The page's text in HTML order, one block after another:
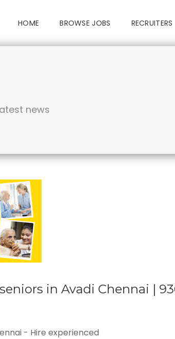
HOME BROWSE JOBS RECRUITERS
news
in Avadi Chennai |
- Hire experienced